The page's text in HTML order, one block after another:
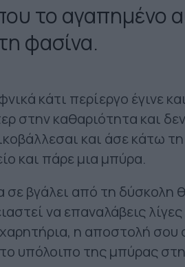
το αγαπημένο
φασίνα.
κάτι περίεργο έγινε
στην καθαριότητα και δεν
και άσε κάτω
και πάρε μια μπύρα.
βγάλει από τη δύσκολη
να επαναλάβεις
η αποστολή
υπόλοιπο της μπύρας